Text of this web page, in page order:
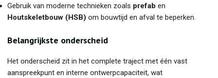
Gebruik van moderne technieken zoals prefab en
Houtskeletbouw (HSB) om bouwtijd en afval te beperken.
Belangrijkste onderscheid
Het onderscheid zit in het complete traject met één vast
aanspreekpunt en interne ontwerpcapaciteit, wat